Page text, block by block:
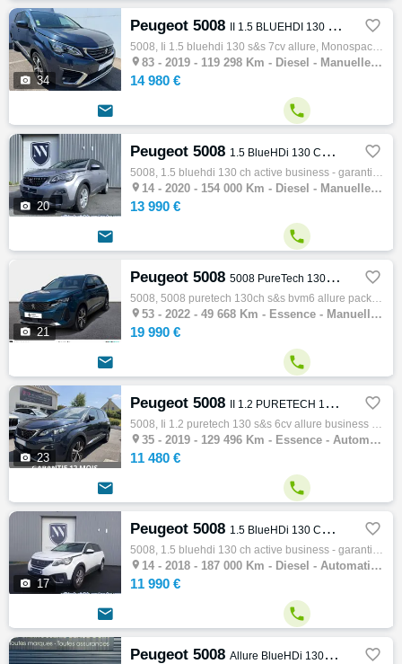
 34
Peugeot 5008 II 1.5 BLUEHDI 130 S&S 7CV ALLURE 
5008, Ii 1.5 bluehdi 130 s&s 7cv allure, Monospace, 05/2019, 130ch, 6cv, 119298 km, 5 portes, 7 places, Diesel, Boite de vitesse manuelle, …
 83 - 2019 - 119 298 Km - Diesel - Manuelle - Monospace
14 980 €
 
 20
Peugeot 5008 1.5 BlueHDi 130 CH Active Business - GARANTIE 6 MOIS 
5008, 1.5 bluehdi 130 ch active business - garantie 6 mois, Monospace, 09/2020, 130ch, 7cv, 154000 km, 5 portes, 7 places, Diesel, Boite de…
 14 - 2020 - 154 000 Km - Diesel - Manuelle - Monospace
13 990 €
 
 21
Peugeot 5008 5008 PureTech 130ch S&S BVM6 Allure Pack 
5008, 5008 puretech 130ch s&s bvm6 allure pack, Monospace, 08/2022, 130ch, 7cv, 49668 km, 5 portes, 7 places, Essence, Boite de vitesse man…
 53 - 2022 - 49 668 Km - Essence - Manuelle - Monospace
19 990 €
 
 23
Peugeot 5008 II 1.2 PURETECH 130 S&S 6CV ALLURE BUSINESS EAT8 
5008, Ii 1.2 puretech 130 s&s 6cv allure business eat8, Monospace, 08/2019, 130ch, 6cv, 129496 km, 5 portes, 7 places, Essence, Boite de vi…
 35 - 2019 - 129 496 Km - Essence - Automatique - Monospace
11 480 €
 
 17
Peugeot 5008 1.5 BlueHDi 130 CH Active Business - GARANTIE 6 MOIS 
5008, 1.5 bluehdi 130 ch active business - garantie 6 mois, Monospace, 04/2018, 130ch, 6cv, 187000 km, 5 portes, 7 places, Diesel, Boite de…
 14 - 2018 - 187 000 Km - Diesel - Automatique - Monospace
11 990 €
 
Peugeot 5008 Allure BlueHDi 130ch S&S EAT8 